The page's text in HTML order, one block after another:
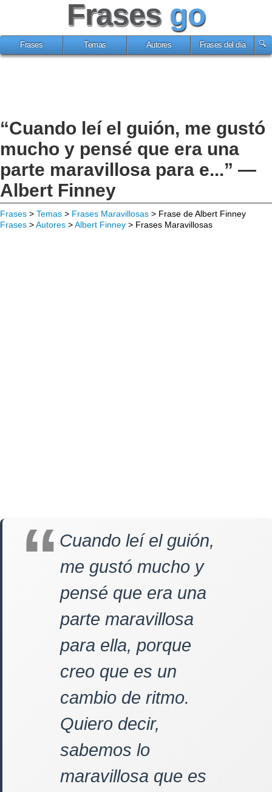
Frases go
Frases Temas Autores Frases del día
“Cuando leí el guión, me gustó
mucho y pensé que era una
parte maravillosa para e...” —
Albert Finney
Frases > Temas > Frases Maravillosas > Frase de Albert Finney
Frases >Autores >Albert Finney > Frases Maravillosas
Cuando leí el guión,
me gustó mucho y
pensé que era una
parte maravillosa
para ella, porque
creo que es un
cambio de ritmo.
Quiero decir,
sabemos lo
maravillosa que es